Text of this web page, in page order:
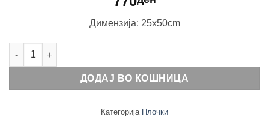
Димензија: 25x50cm
Liquid Ocean количина
ДОДАЈ ВО КОШНИЦА
Категорија Плочки